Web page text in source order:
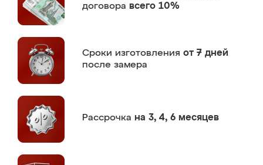
договора всего 10%
Сроки изготовления от 7 дней
после замера
Рассрочка на 3, 4, 6 месяцев